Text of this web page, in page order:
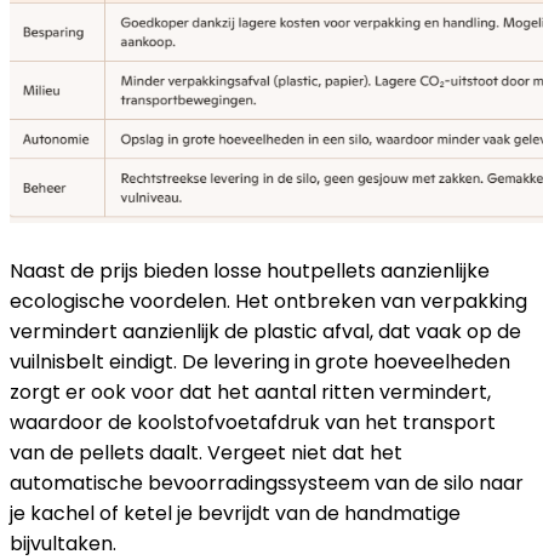
Naast de prijs bieden losse houtpellets aanzienlijke
ecologische voordelen. Het ontbreken van verpakking
vermindert aanzienlijk de plastic afval, dat vaak op de
vuilnisbelt eindigt. De levering in grote hoeveelheden
zorgt er ook voor dat het aantal ritten vermindert,
waardoor de koolstofvoetafdruk van het transport
van de pellets daalt. Vergeet niet dat het
automatische bevoorradingssysteem van de silo naar
je kachel of ketel je bevrijdt van de handmatige
bijvultaken.